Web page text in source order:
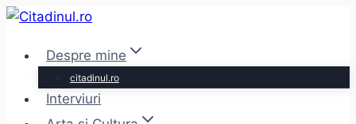
Skip
contentDespre mine
citadinul.ro
Interviuri